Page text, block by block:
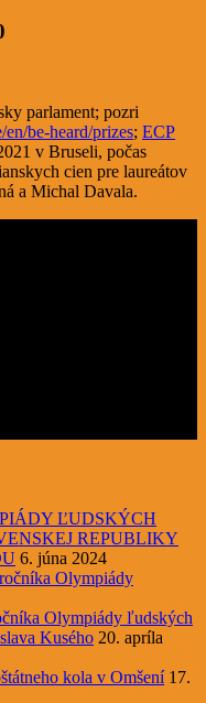
parlament; pozri
be-heard/prizes; ECP
v Bruseli, počas
cien pre laureátov
a Michal Davala.
ĽUDSKÝCH
REPUBLIKY
6. júna 2024
Olympiády
Olympiády ľudských
Kusého 20. apríla
kola v Omšení 17.